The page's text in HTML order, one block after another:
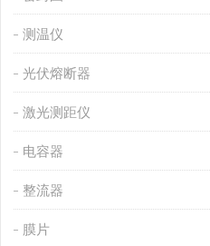
测温仪
光伏熔断器
激光测距仪
电容器
整流器
膜片